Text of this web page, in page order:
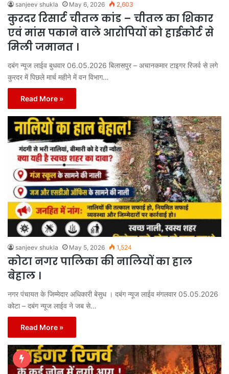
sanjeev shukla May 6, 2026 2,603
कुरदर रिसार्ट चीतल कांड – चीतल का शिकार
एवं मांस पकाने वाले आरोपियों को हाईकोर्ट से
मिली जमानत ।
दबंग न्यूज लाईव बुधवार 06.05.2026 बिलासपुर – अचानकमार टाइगर रिजर्व से लगे
कुरदर में पिछले मार्च महीने में वन विभाग…
Read More »
sanjeev shukla May 5, 2026 1,524
कोटा नगर पालिका की नालियों का हाल
बेहाल ।
नगर पंचायत के जिम्मेदार अधिकारी बेसुध । दबंग न्यूज लाईव मंगलवार 05.05.2026
कोटा – दबंग न्यूज लाईव ने जब से…
Read More »